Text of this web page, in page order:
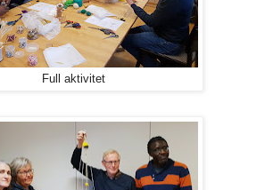
Full aktivitet